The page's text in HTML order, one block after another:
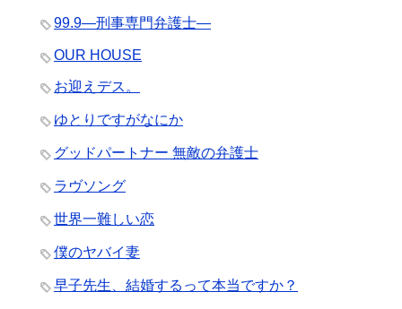
99.9―刑事専門弁護士―
OUR HOUSE
お迎えデス。
ゆとりですがなにか
グッドパートナー 無敵の弁護士
ラヴソング
世界一難しい恋
僕のヤバイ妻
早子先生、結婚するって本当ですか？